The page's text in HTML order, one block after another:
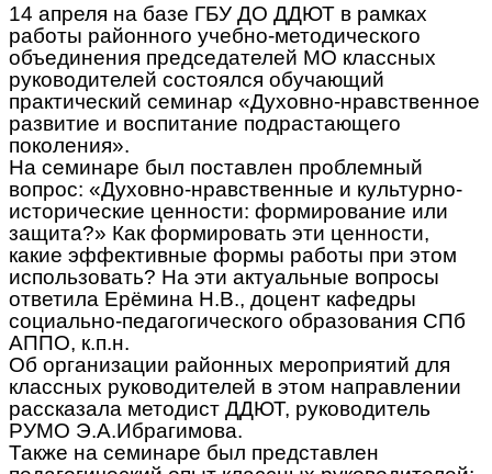
14 апреля на базе ГБУ ДО ДДЮТ в рамках
работы районного учебно-методического
объединения председателей МО классных
руководителей состоялся обучающий
практический семинар «Духовно-нравственное
развитие и воспитание подрастающего
поколения».
На семинаре был поставлен проблемный
вопрос: «Духовно-нравственные и культурно-
исторические ценности: формирование или
защита?» Как формировать эти ценности,
какие эффективные формы работы при этом
использовать? На эти актуальные вопросы
ответила Ерёмина Н.В., доцент кафедры
социально-педагогического образования СПб
АППО, к.п.н.
Об организации районных мероприятий для
классных руководителей в этом направлении
рассказала методист ДДЮТ, руководитель
РУМО Э.А.Ибрагимова.
Также на семинаре был представлен